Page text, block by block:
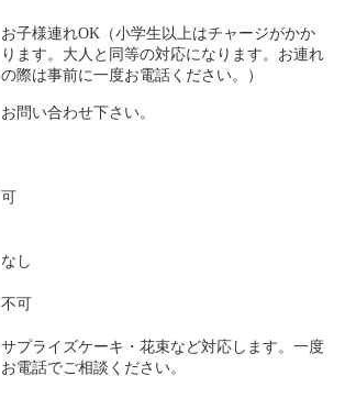
お子様連れOK（小学生以上はチャージがかか
ります。大人と同等の対応になります。お連れ
の際は事前に一度お電話ください。）
お問い合わせ下さい。
可
なし
不可
サプライズケーキ・花束など対応します。一度
お電話でご相談ください。